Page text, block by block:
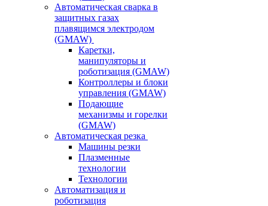
Автоматическая сварка в
защитных газах
плавящимся электродом
(GMAW)
Каретки,
манипуляторы и
роботизация (GMAW)
Контроллеры и блоки
управления (GMAW)
Подающие
механизмы и горелки
(GMAW)
Автоматическая резка
Машины резки
Плазменные
технологии
Технологии
Автоматизация и
роботизация